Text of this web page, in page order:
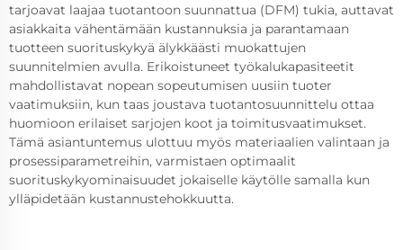
tarjoavat laajaa tuotantoon suunnattua (DFM) tukia, auttavat
asiakkaita vähentämään kustannuksia ja parantamaan
tuotteen suorituskykyä älykkäästi muokattujen
suunnitelmien avulla. Erikoistuneet työkalukapasiteetit
mahdollistavat nopean sopeutumisen uusiin tuoter
vaatimuksiin, kun taas joustava tuotantosuunnittelu ottaa
huomioon erilaiset sarjojen koot ja toimitusvaatimukset.
Tämä asiantuntemus ulottuu myös materiaalien valintaan ja
prosessiparametreihin, varmistaen optimaalit
suorituskykyominaisuudet jokaiselle käytölle samalla kun
ylläpidetään kustannustehokkuutta.